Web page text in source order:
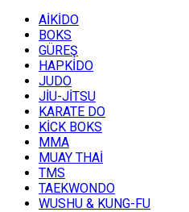
AİKİDO
BOKS
GÜREŞ
HAPKİDO
JUDO
JİU-JİTSU
KARATE DO
KİCK BOKS
MMA
MUAY THAİ
TMS
TAEKWONDO
WUSHU & KUNG-FU